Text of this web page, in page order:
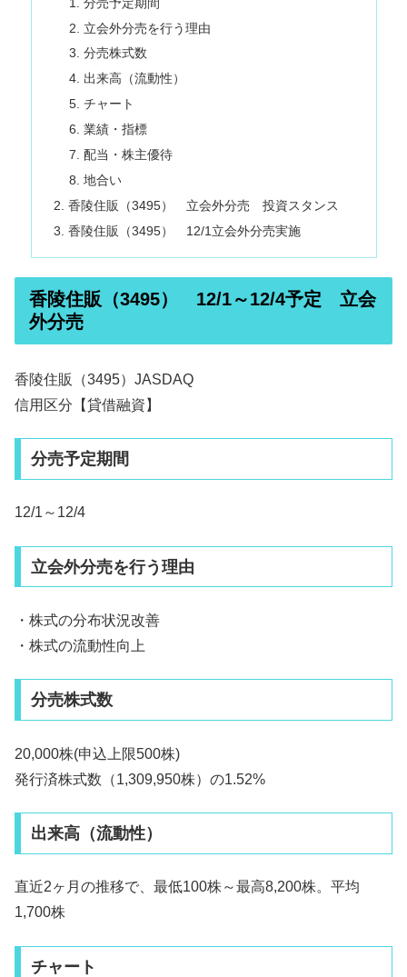
立会外分売を行う理由
分売株式数
出来高（流動性）
チャート
業績・指標
配当・株主優待
地合い
香陵住販（3495） 立会外分売 投資スタンス
香陵住販（3495） 12/1立会外分売実施
香陵住販（3495） 12/1～12/4予定 立会
外分売
香陵住販（3495）JASDAQ
信用区分【貸借融資】
分売予定期間
12/1～12/4
立会外分売を行う理由
・株式の分布状況改善
・株式の流動性向上
分売株式数
20,000株(申込上限500株)
発行済株式数（1,309,950株）の1.52%
出来高（流動性）
直近2ヶ月の推移で、最低100株～最高8,200株。平均
1,700株
チャート